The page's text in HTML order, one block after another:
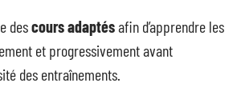
descours adaptésafin d’apprendre les
et progressivement avant
des entraînements.